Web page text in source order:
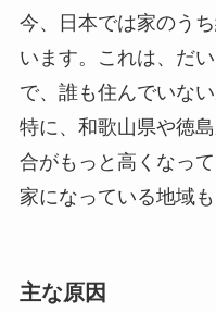
今、日本では家のう
います。これは、だ
で、誰も住んでいな
特に、和歌山県や徳
合がもっと高くなっ
家になっている地域も
主な原因